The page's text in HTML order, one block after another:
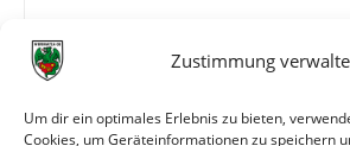
Zustimmung
Um dir ein optimales Erlebnis zu bieten,
Cookies, um Geräteinformationen zu speichern
1:2
Tore
1:0 G. Müller (25.)